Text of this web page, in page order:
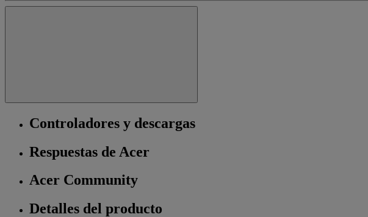
Controladores y descargas
Respuestas de Acer
Acer Community
Detalles del producto